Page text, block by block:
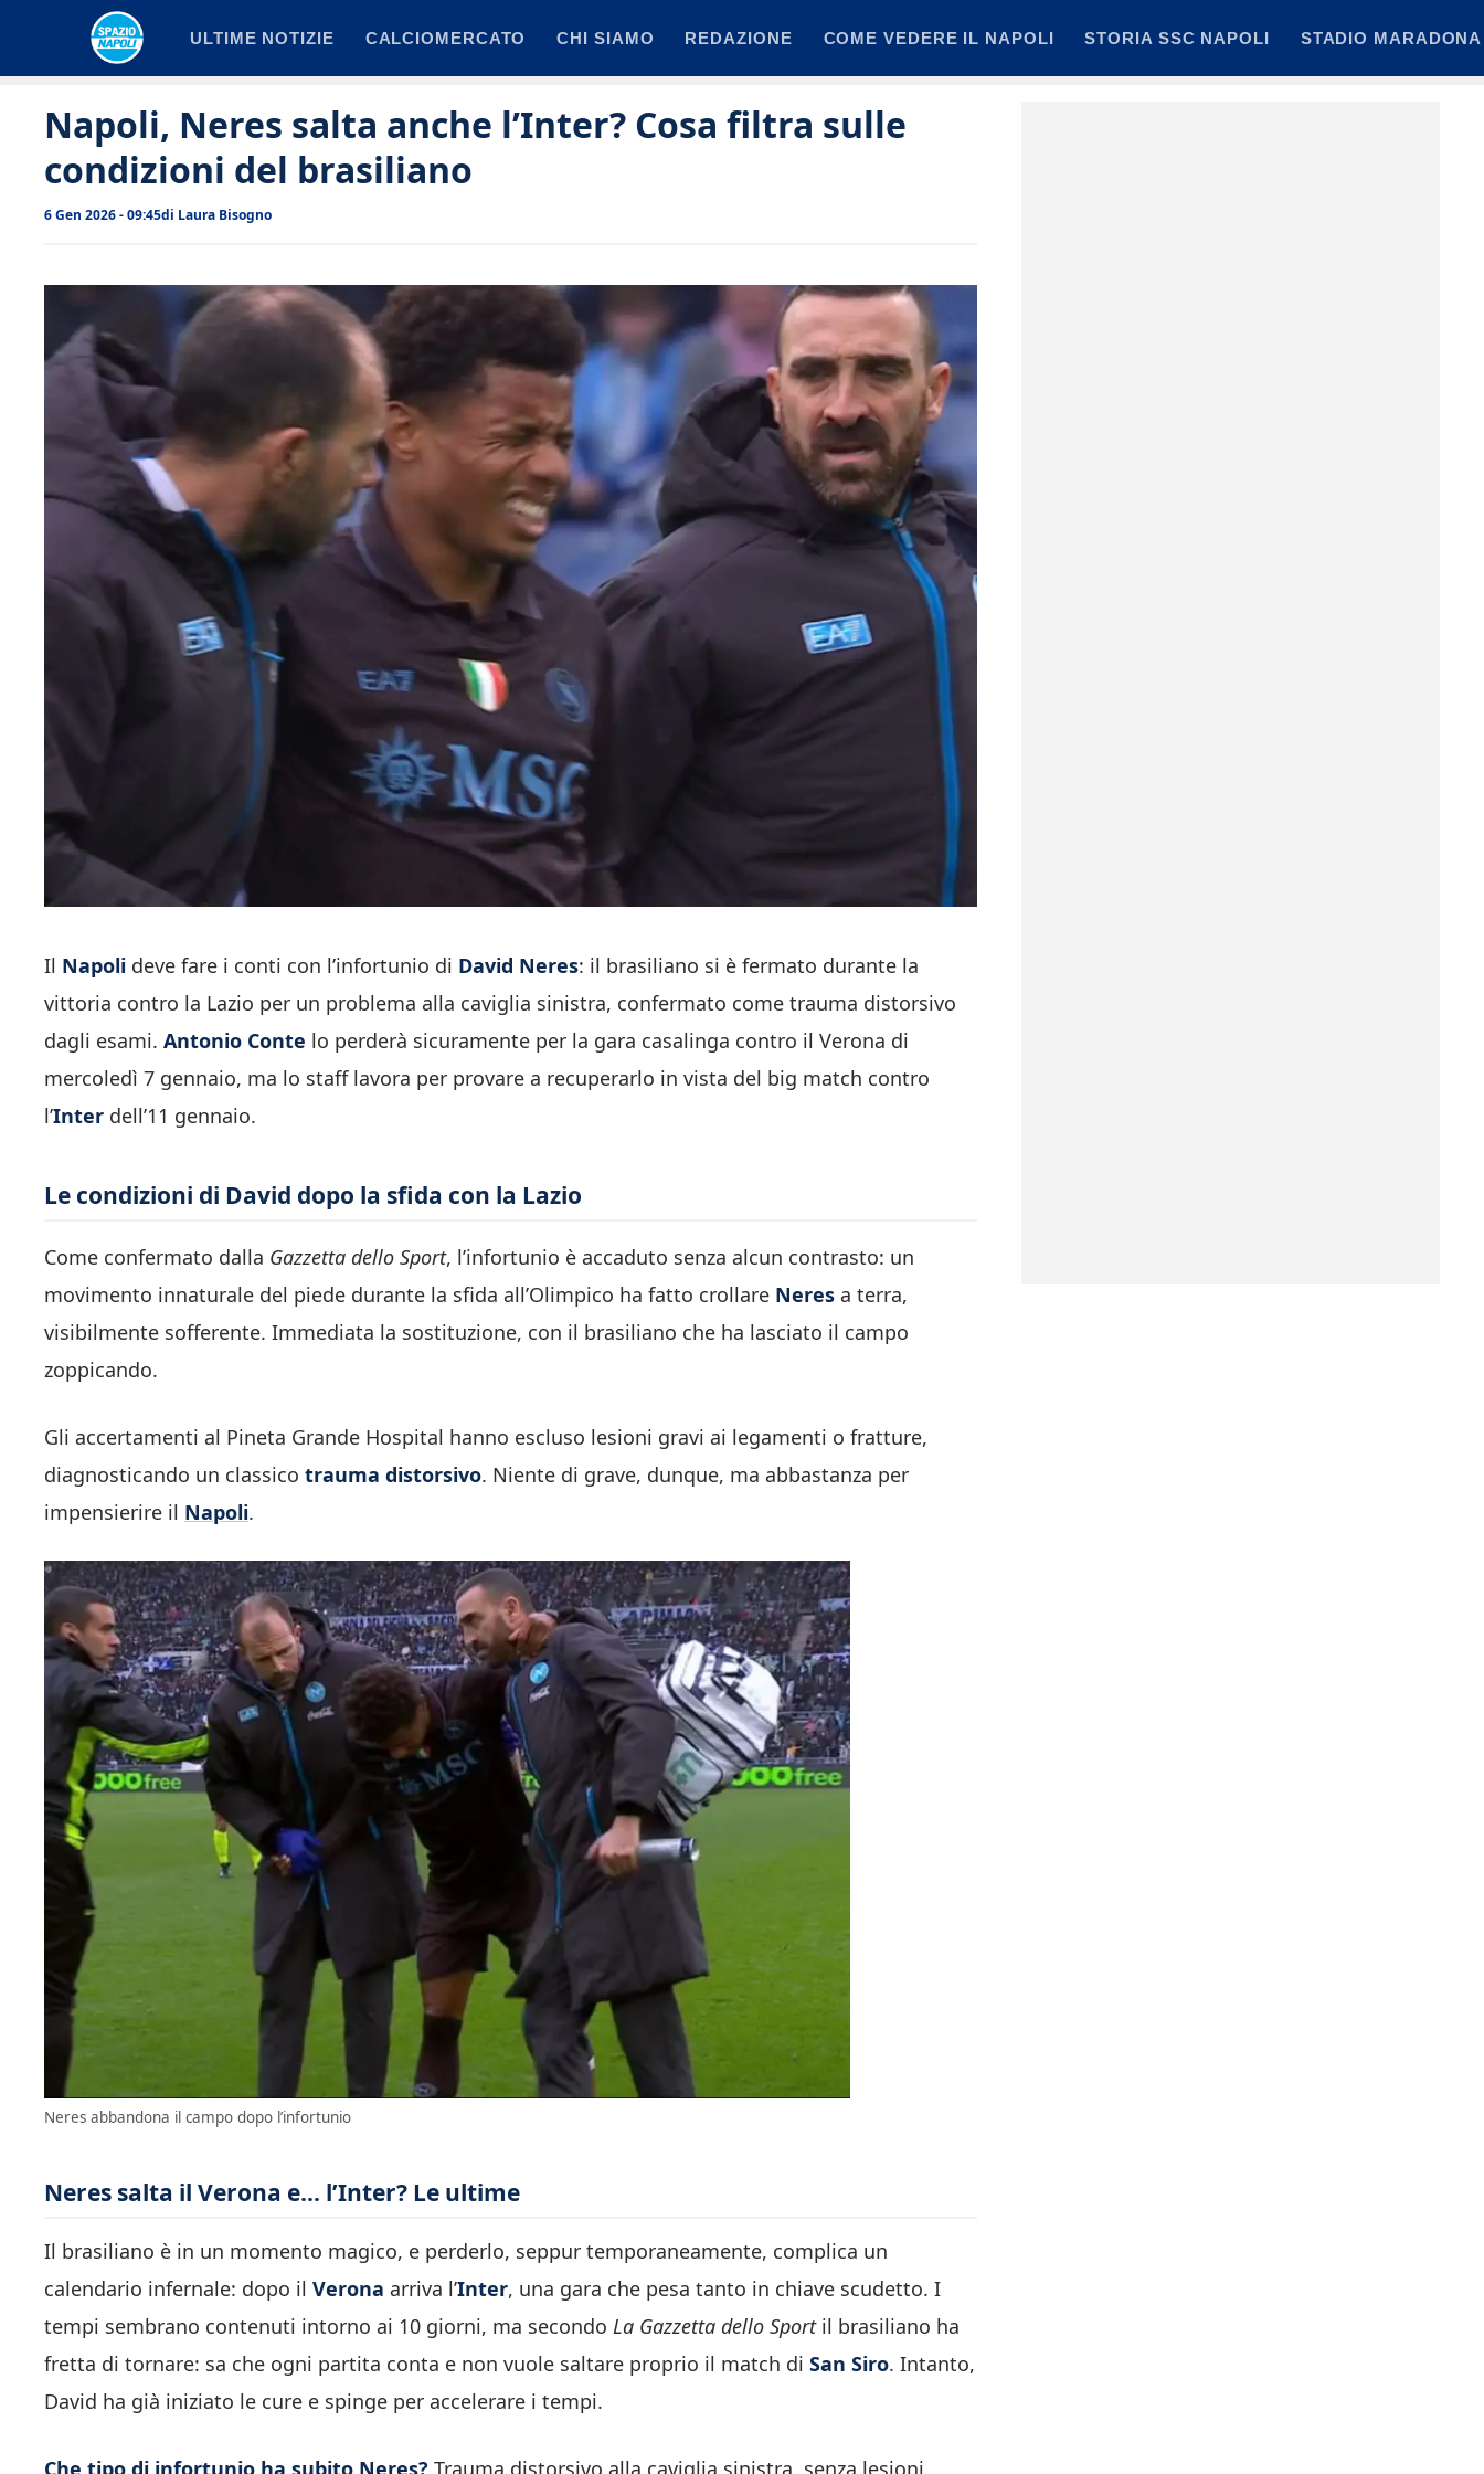
ULTIME NOTIZIE CALCIOMERCATO CHI SIAMO REDAZIONE COME VEDERE IL NAPOLI STORIA SSC NAPOLI STADIO MARADONA
Napoli, Neres salta anche l’Inter? Cosa filtra sulle
condizioni del brasiliano
6 Gen 2026 - 09:45di Laura Bisogno
Il Napoli deve fare i conti con l’infortunio di David Neres: il brasiliano si è fermato durante la
vittoria contro la Lazio per un problema alla caviglia sinistra, confermato come trauma distorsivo
dagli esami. Antonio Conte lo perderà sicuramente per la gara casalinga contro il Verona di
mercoledì 7 gennaio, ma lo staff lavora per provare a recuperarlo in vista del big match contro
l’Inter dell’11 gennaio.
Le condizioni di David dopo la sfida con la Lazio
Come confermato dalla Gazzetta dello Sport, l’infortunio è accaduto senza alcun contrasto: un
movimento innaturale del piede durante la sfida all’Olimpico ha fatto crollare Neres a terra,
visibilmente sofferente. Immediata la sostituzione, con il brasiliano che ha lasciato il campo
zoppicando.
Gli accertamenti al Pineta Grande Hospital hanno escluso lesioni gravi ai legamenti o fratture,
diagnosticando un classico trauma distorsivo. Niente di grave, dunque, ma abbastanza per
impensierire il Napoli.
Neres abbandona il campo dopo l’infortunio
Neres salta il Verona e… l’Inter? Le ultime
Il brasiliano è in un momento magico, e perderlo, seppur temporaneamente, complica un
calendario infernale: dopo il Verona arriva l’Inter, una gara che pesa tanto in chiave scudetto. I
tempi sembrano contenuti intorno ai 10 giorni, ma secondo La Gazzetta dello Sportil brasiliano ha
fretta di tornare: sa che ogni partita conta e non vuole saltare proprio il match di San Siro. Intanto,
David ha già iniziato le cure e spinge per accelerare i tempi.
Che tipo di infortunio ha subito Neres? Trauma distorsivo alla caviglia sinistra, senza lesioni